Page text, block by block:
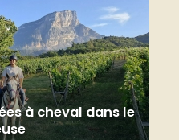
à cheval dans le